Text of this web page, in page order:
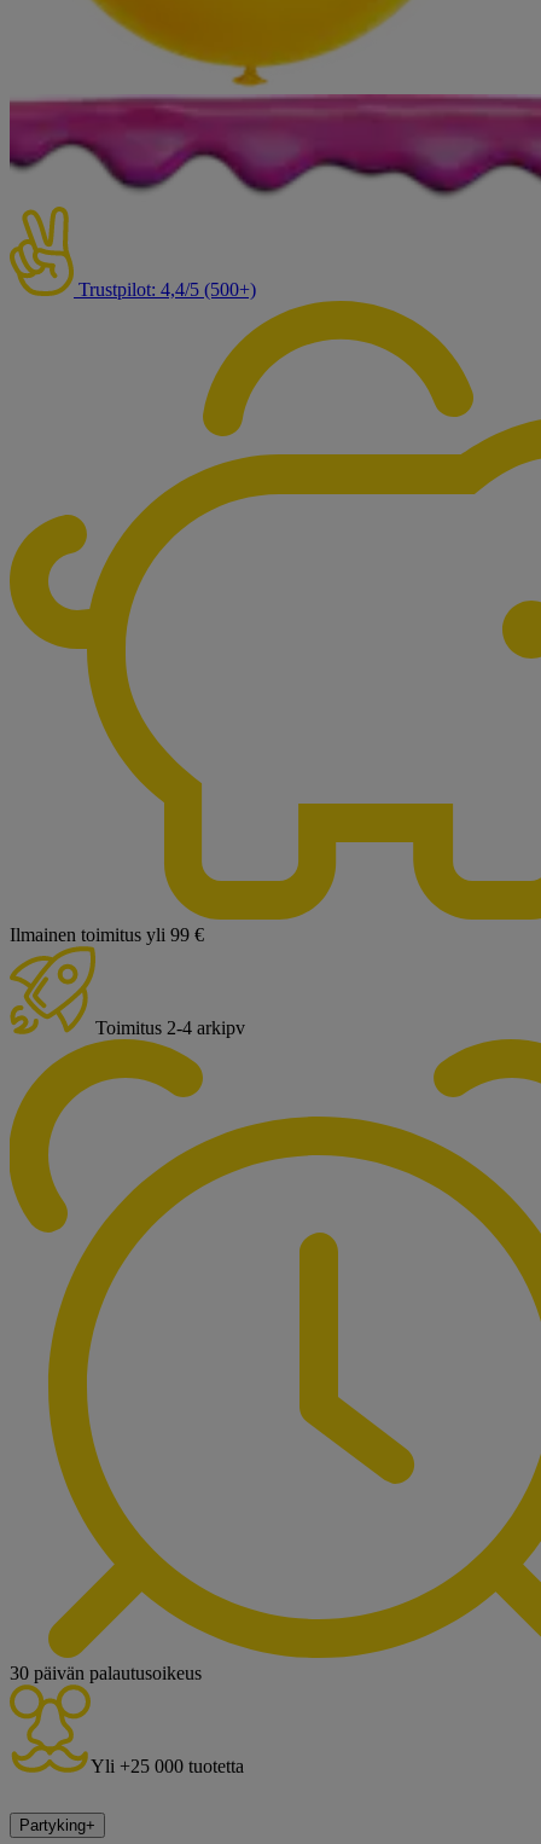
Trustpilot: 4,4/5 (500+)
Ilmainen toimitus yli 99 €
Toimitus 2-4 arkipv
30 päivän palautusoikeus
Yli +25 000 tuotetta
Partyking+